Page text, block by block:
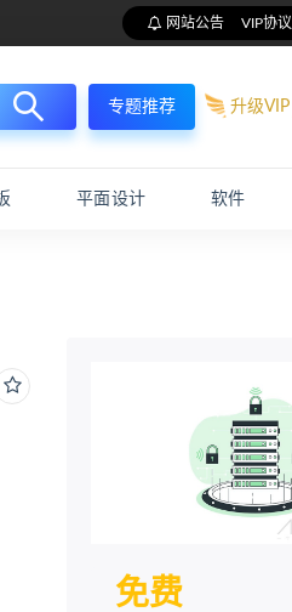
网站公告 VIP协议
专题推荐 升级VIP
平面设计 软件
免费